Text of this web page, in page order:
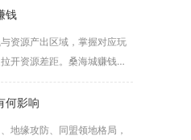
钱
资源产出区域，掌握对应玩
开资源差距。桑海城赚钱主
何影响
地缘攻防、同盟领地格局，